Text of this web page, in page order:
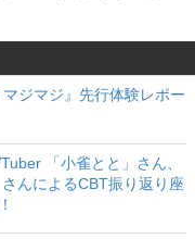
ジマジ』先行体験レポー
「小雀とと」さん、
んによるCBT振り返り座